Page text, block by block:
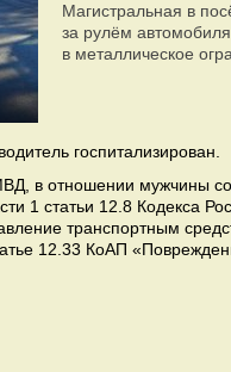
Магистральная в
за рулём
в металлическое
госпитализирован.
в отношении мужчины
1 статьи 12.8 Кодекса
транспортным
12.33 КоАП